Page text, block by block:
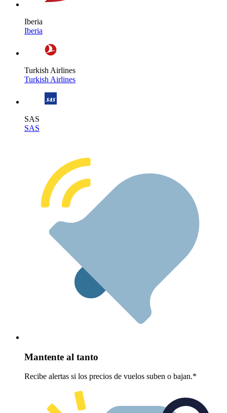
Iberia
Iberia
Turkish Airlines
Turkish Airlines
SAS
SAS
Mantente al tanto
Recibe alertas si los precios de vuelos suben o bajan.*